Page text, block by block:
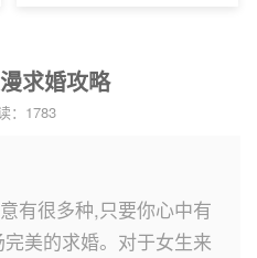
求婚攻略
：1783
有很多种,只要你心中有
美的求婚。对于女生来